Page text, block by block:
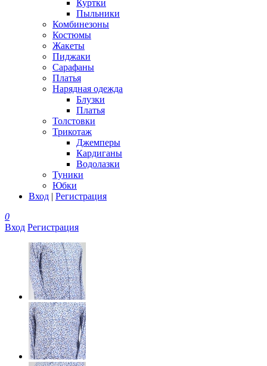
Куртки
Пыльники
Комбинезоны
Костюмы
Жакеты
Пиджаки
Сарафаны
Платья
Нарядная одежда
Блузки
Платья
Толстовки
Трикотаж
Джемперы
Кардиганы
Водолазки
Туники
Юбки
Вход | Регистрация
0
Вход Регистрация